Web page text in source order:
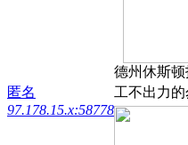
匿名
97.178.15.x:58778
德州休斯
工不出力